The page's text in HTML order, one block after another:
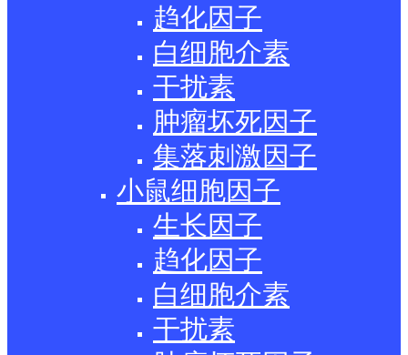
趋化因子
白细胞介素
干扰素
肿瘤坏死因子
集落刺激因子
小鼠细胞因子
生长因子
趋化因子
白细胞介素
干扰素